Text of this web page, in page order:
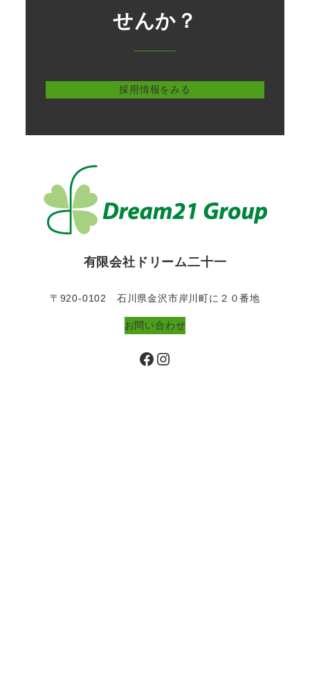
せんか？
採用情報をみる
有限会社ドリーム二十一
〒920-0102 石川県金沢市岸川町に２０番地
お問い合わせ
Facebook Instagram